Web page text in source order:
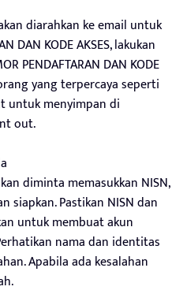
diarahkan ke email untuk
DAN KODE AKSES, lakukan
PENDAFTARAN DAN KODE
yang terpercaya seperti
untuk menyimpan di
out.
diminta memasukkan NISN,
siapkan. Pastikan NISN dan
untuk membuat akun
nama dan identitas
Apabila ada kesalahan